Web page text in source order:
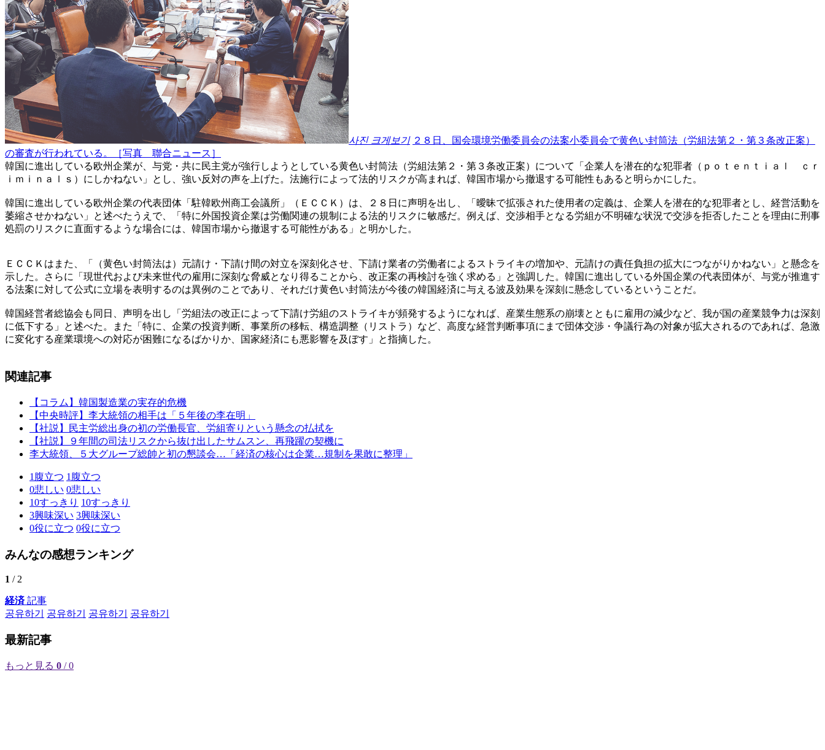
사진 크게보기 ２８日、国会環境労働委員会の法案小委員会で黄色い封筒法（労組法第２・第３条改正案）
の審査が行われている。［写真 聯合ニュース］
韓国に進出している欧州企業が、与党・共に民主党が強行しようとしている黄色い封筒法（労組法第２・第３条改正案）について「企業人を潜在的な犯罪者（ｐｏｔｅｎｔｉａｌ ｃｒ
ｉｍｉｎａｌｓ）にしかねない」とし、強い反対の声を上げた。法施行によって法的リスクが高まれば、韓国市場から撤退する可能性もあると明らかにした。
韓国に進出している欧州企業の代表団体「駐韓欧州商工会議所」（ＥＣＣＫ）は、２８日に声明を出し、「曖昧で拡張された使用者の定義は、企業人を潜在的な犯罪者とし、経営活動を
萎縮させかねない」と述べたうえで、「特に外国投資企業は労働関連の規制による法的リスクに敏感だ。例えば、交渉相手となる労組が不明確な状況で交渉を拒否したことを理由に刑事
処罰のリスクに直面するような場合には、韓国市場から撤退する可能性がある」と明かした。
ＥＣＣＫはまた、「（黄色い封筒法は）元請け・下請け間の対立を深刻化させ、下請け業者の労働者によるストライキの増加や、元請けの責任負担の拡大につながりかねない」と懸念を
示した。さらに「現世代および未来世代の雇用に深刻な脅威となり得ることから、改正案の再検討を強く求める」と強調した。韓国に進出している外国企業の代表団体が、与党が推進す
る法案に対して公式に立場を表明するのは異例のことであり、それだけ黄色い封筒法が今後の韓国経済に与える波及効果を深刻に懸念しているということだ。
韓国経営者総協会も同日、声明を出し「労組法の改正によって下請け労組のストライキが頻発するようになれば、産業生態系の崩壊とともに雇用の減少など、我が国の産業競争力は深刻
に低下する」と述べた。また「特に、企業の投資判断、事業所の移転、構造調整（リストラ）など、高度な経営判断事項にまで団体交渉・争議行為の対象が拡大されるのであれば、急激
に変化する産業環境への対応が困難になるばかりか、国家経済にも悪影響を及ぼす」と指摘した。
関連記事
【コラム】韓国製造業の実存的危機
【中央時評】李大統領の相手は「５年後の李在明」
【社説】民主労総出身の初の労働長官、労組寄りという懸念の払拭を
【社説】９年間の司法リスクから抜け出したサムスン、再飛躍の契機に
李大統領、５大グループ総帥と初の懇談会…「経済の核心は企業…規制を果敢に整理」
1 腹立つ 1 腹立つ
0悲しい 0悲しい
10すっきり 10すっきり
3興味深い 3興味深い
0役に立つ 0役に立つ
みんなの感想ランキング
1 / 2
経済記事
공유하기
공유하기 공유하기 공유하기
最新記事
もっと見る 0 / 0